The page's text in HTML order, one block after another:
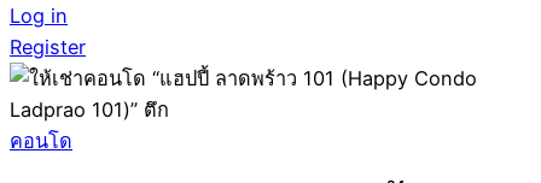
for:
Log in
Register
คอนโด